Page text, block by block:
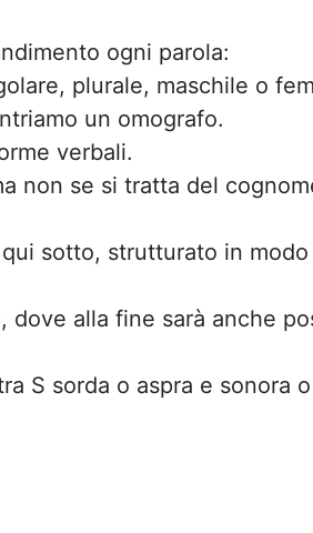
ogni parola:
plurale, maschile o
un omografo.
verbali.
non se si tratta del
sotto, strutturato in
alla fine sarà anche
S sorda o aspra e sonora